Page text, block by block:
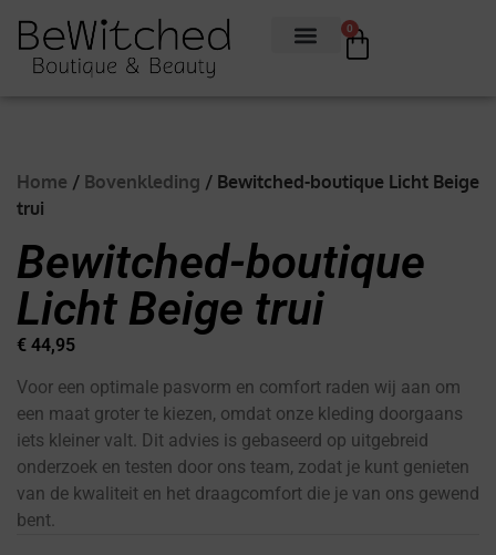
0
Home / Bovenkleding / Bewitched-boutique Licht Beige
trui
Bewitched-boutique
Licht Beige trui
€ 44,95
Voor een optimale pasvorm en comfort raden wij aan om
een maat groter te kiezen, omdat onze kleding doorgaans
iets kleiner valt. Dit advies is gebaseerd op uitgebreid
onderzoek en testen door ons team, zodat je kunt genieten
van de kwaliteit en het draagcomfort die je van ons gewend
bent.